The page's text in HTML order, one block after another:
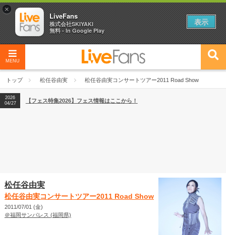
MENU
トップ 松任谷由実 松任谷由実コンサートツアー2011 Road Show
2026
04/27
2026
【ライブ動員ランキング】2026年上半期編発表！
2026
04/27
【フェス特集2026】フェス情報はここから！
松任谷由実
松任谷由実コンサートツアー2011 Road Show
2011/07/01 (金)
＠福岡サンパレス (福岡県)
×
LiveFans
株式会社SKIYAKI
無料 - In Google Play
表示